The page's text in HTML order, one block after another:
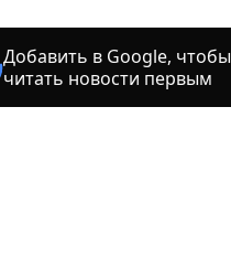
Добавить в Google, чтобы
читать новости первым